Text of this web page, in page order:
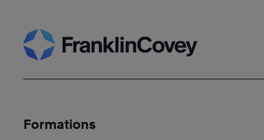
to
content
Formations